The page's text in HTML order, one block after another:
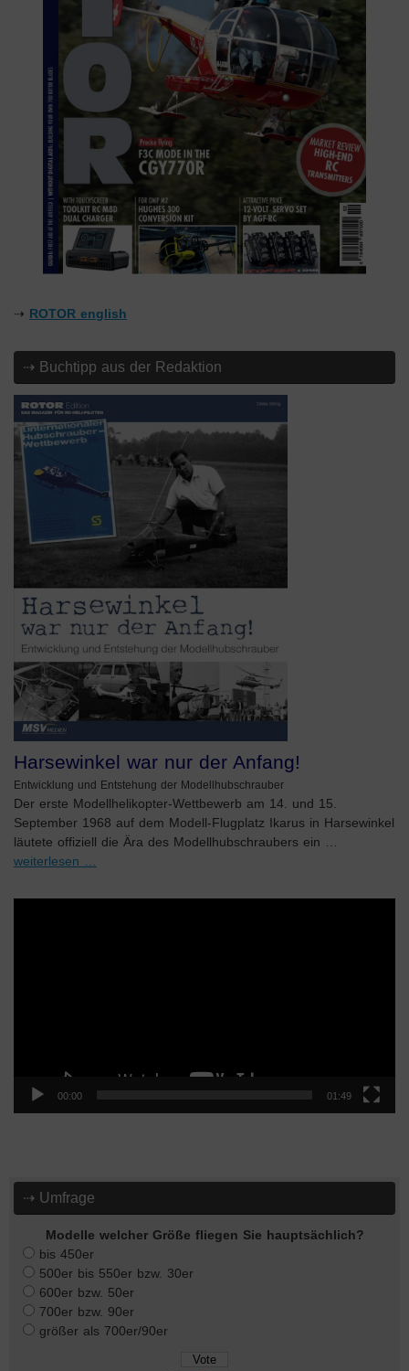
⇢ ROTOR english
⇢ Buchtipp aus der Redaktion
Harsewinkel war nur der Anfang!
Entwicklung und Entstehung der Modellhubschrauber
Der erste Modellhelikopter-Wettbewerb am 14. und 15.
September 1968 auf dem Modell-Flugplatz Ikarus in Harsewinkel
läutete offiziell die Ära des Modellhubschraubers ein …
weiterlesen …
00:00 01:49
⇢ Umfrage
Modelle welcher Größe fliegen Sie hauptsächlich?
bis 450er
500er bis 550er bzw. 30er
600er bzw. 50er
700er bzw. 90er
größer als 700er/90er